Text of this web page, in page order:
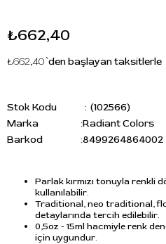
₺662,40
₺662,40`den başlayan taksitlerle
Stok Kodu
(102566)
Marka
:Radiant Colors
Barkod
:8499264864002
Parlak kırmızı tonuyla renkli
kullanılabilir.
Traditional, neo traditional,
detaylarında tercih edilebilir.
0,5oz - 15ml hacmiyle renk
için uygundur.